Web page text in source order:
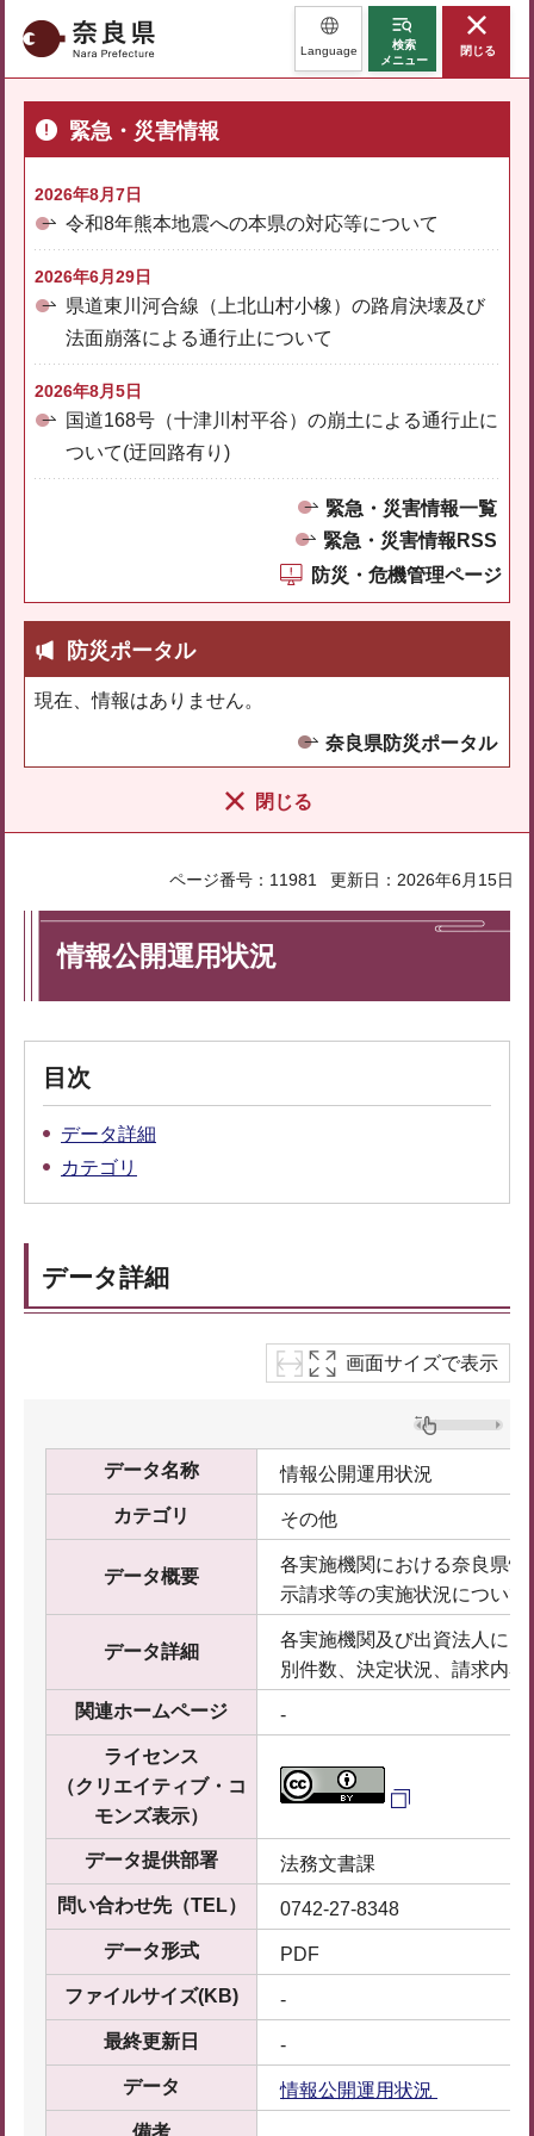
奈良県 Language
検索
メニュー
閉じる
緊急・災害情報
2026年8月7日
令和8年熊本地震への本県の対応等について
2026年6月29日
県道東川河合線（上北山村小橡）の路肩決壊及び
法面崩落による通行止について
2026年8月5日
国道168号（十津川村平谷）の崩土による通行止に
ついて(迂回路有り)
緊急・災害情報一覧
緊急・災害情報RSS
防災・危機管理ページ
防災ポータル
現在、情報はありません。
奈良県防災ポータル
閉じる
ページ番号：11981 更新日：2026年6月15日
情報公開運用状況
目次
データ詳細
カテゴリ
データ詳細
画面サイズで表示
データ名称 情報公開運用状況
カテゴリ その他
データ概要
各実施機関における奈良県
示請求等の実施状況について
データ詳細
各実施機関及び出資法人に
別件数、決定状況、請求内容
関連ホームページ -
ライセンス
（クリエイティブ・コ
モンズ表示）
データ提供部署 法務文書課
問い合わせ先（TEL） 0742-27-8348
データ形式 PDF
ファイルサイズ(KB) -
最終更新日 -
データ 情報公開運用状況
備考